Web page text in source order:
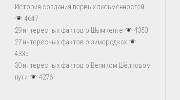
История создания первых письменностей
4647
29 интересных фактов о Шымкенте
4350
27 интересных фактов о зимородках
4335
30 интересных фактов о Великом Шёлковом
пути
4276